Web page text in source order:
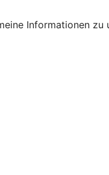
Informationen